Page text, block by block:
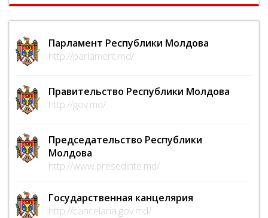
Парламент Республики Молдова
http://parlament.md/
Правительство Республики Молдова
http://gov.md/
Председательство Республики
Молдова
http://www.presedinte.md/
Государственная канцелярия
http://cancelaria.gov.md/